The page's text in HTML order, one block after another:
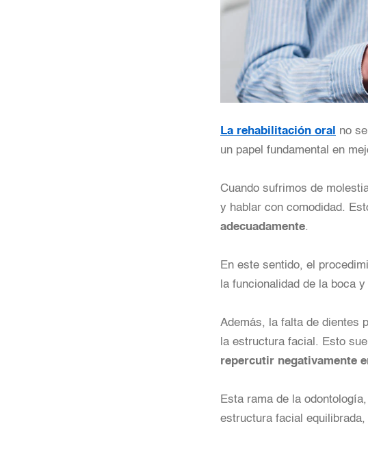
La rehabilitación oral
no
un papel fundamental en
Cuando sufrimos de
y hablar con comodidad.
adecuadamente.
En este sentido, el
la funcionalidad de la boca
Además, la falta de dientes
la estructura facial. Esto
repercutir negativamente
Esta rama de la
estructura facial